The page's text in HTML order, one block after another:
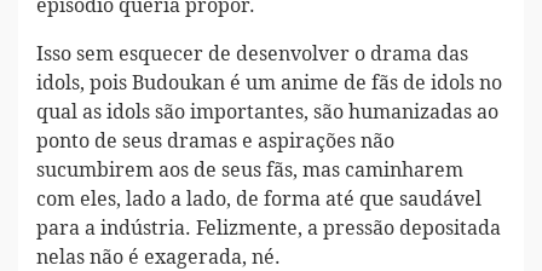
Isso sem esquecer de desenvolver o drama das
idols, pois Budoukan é um anime de fãs de idols no
qual as idols são importantes, são humanizadas ao
ponto de seus dramas e aspirações não
sucumbirem aos de seus fãs, mas caminharem
com eles, lado a lado, de forma até que saudável
para a indústria. Felizmente, a pressão depositada
nelas não é exagerada, né.